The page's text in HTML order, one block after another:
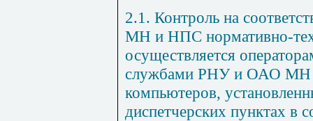
2.1. Контроль на
МН и НПС нормативно-
осуществляется
службами РНУ и ОАО МН
компьютеров,
диспетчерских пунктах в